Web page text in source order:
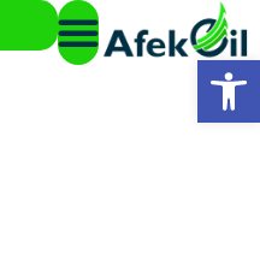
פתח סרגל נגישות